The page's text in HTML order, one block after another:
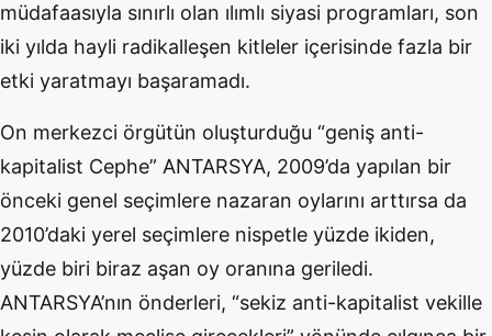
müdafaasıyla sınırlı olan ılımlı siyasi programları, son
iki yılda hayli radikalleşen kitleler içerisinde fazla bir
etki yaratmayı başaramadı.
On merkezci örgütün oluşturduğu “geniş anti-
kapitalist Cephe” ANTARSYA, 2009’da yapılan bir
önceki genel seçimlere nazaran oylarını arttırsa da
2010’daki yerel seçimlere nispetle yüzde ikiden,
yüzde biri biraz aşan oy oranına geriledi.
ANTARSYA’nın önderleri, “sekiz anti-kapitalist vekille